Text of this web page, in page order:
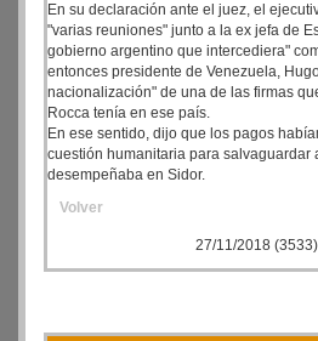
En su declaración ante el juez, el
"varias reuniones" junto a la ex jefa de
gobierno argentino que intercediera"
entonces presidente de Venezuela,
nacionalización" de una de las firmas
Rocca tenía en ese país.
En ese sentido, dijo que los pagos
cuestión humanitaria para salvaguardar
desempeñaba en Sidor.
Volver
27/11/2018